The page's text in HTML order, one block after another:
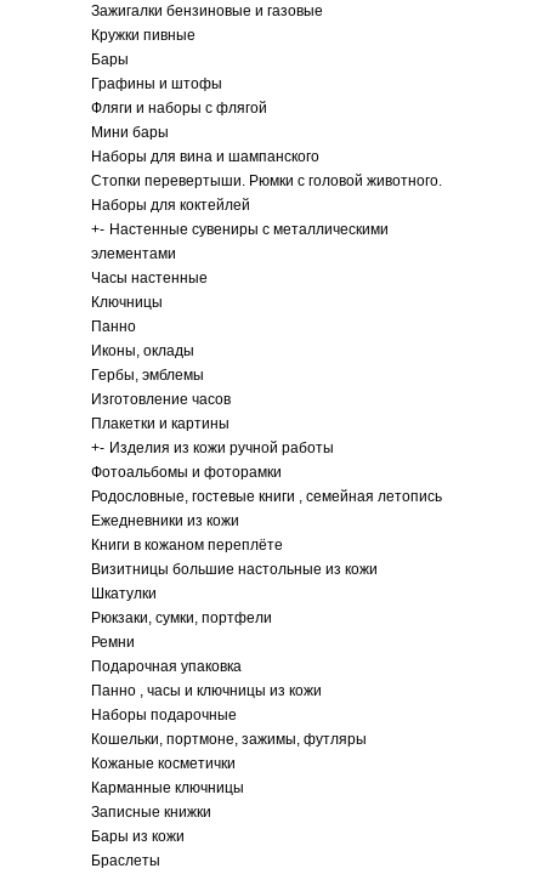
Зажигалки бензиновые и газовые
Кружки пивные
Бары
Графины и штофы
Фляги и наборы с флягой
Мини бары
Наборы для вина и шампанского
Стопки перевертыши. Рюмки с головой животного.
Наборы для коктейлей
+- Настенные сувениры с металлическими
элементами
Часы настенные
Ключницы
Панно
Иконы, оклады
Гербы, эмблемы
Изготовление часов
Плакетки и картины
+- Изделия из кожи ручной работы
Фотоальбомы и фоторамки
Родословные, гостевые книги , семейная летопись
Ежедневники из кожи
Книги в кожаном переплёте
Визитницы большие настольные из кожи
Шкатулки
Рюкзаки, сумки, портфели
Ремни
Подарочная упаковка
Панно , часы и ключницы из кожи
Наборы подарочные
Кошельки, портмоне, зажимы, футляры
Кожаные косметички
Карманные ключницы
Записные книжки
Бары из кожи
Браслеты